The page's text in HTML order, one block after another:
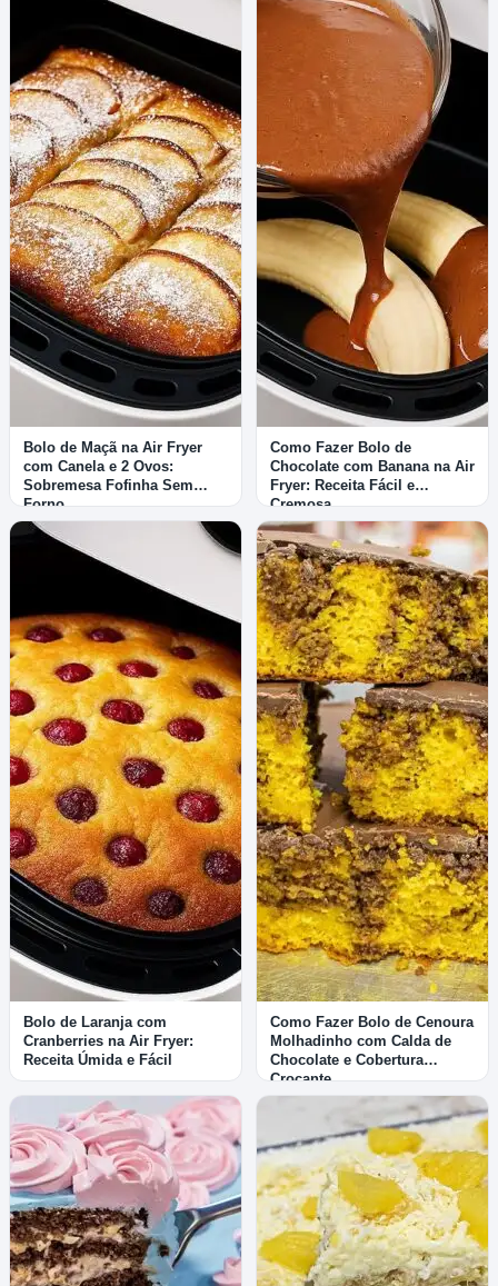
Bolo de Maçã na Air Fryer
com Canela e 2 Ovos:
Sobremesa Fofinha Sem
Forno
Como Fazer Bolo de
Chocolate com Banana na Air
Fryer: Receita Fácil e
Cremosa
Bolo de Laranja com
Cranberries na Air Fryer:
Receita Úmida e Fácil
Como Fazer Bolo de Cenoura
Molhadinho com Calda de
Chocolate e Cobertura
Crocante